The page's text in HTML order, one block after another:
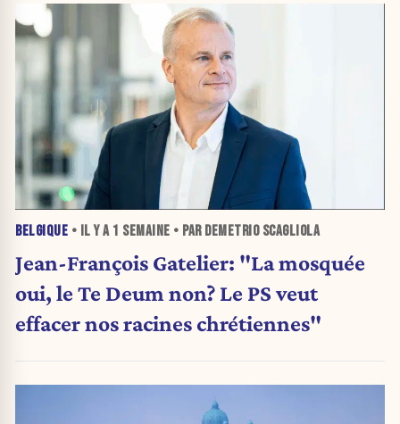
BELGIQUE • IL Y A 1 SEMAINE • PAR DEMETRIO SCAGLIOLA
Jean-François Gatelier: "La mosquée
oui, le Te Deum non? Le PS veut
effacer nos racines chrétiennes"